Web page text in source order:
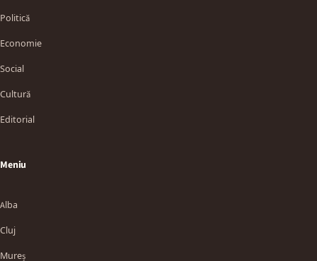
Politică
Economie
Social
Cultură
Editorial
Meniu
Alba
Cluj
Mureș